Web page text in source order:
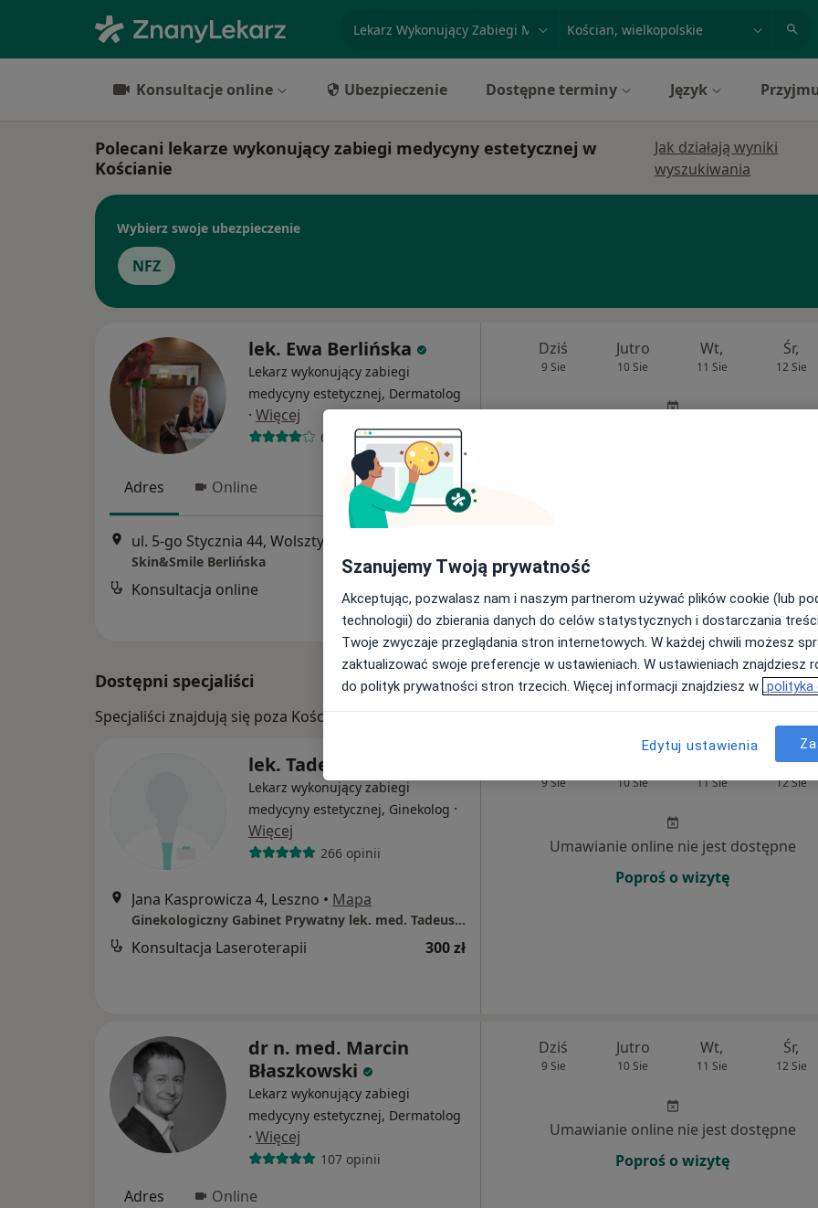
specjalizacja, badanie lub nazwiskomiasto lub dzielnica
Konsultacje online Ubezpieczenie Dostępne terminy Język
Polecani lekarze wykonujący zabiegi medycyny estetycznej w
Kościanie
Jak działają wyniki
wyszukiwania
Wybierz swoje ubezpieczenie
NFZ
lek. Ewa Berlińska
Lekarz wykonujący zabiegi
medycyny estetycznej, Dermatolog
· Więcej
66 opinii
Adres Online
ul. 5-go Stycznia 44, Wolsztyn
Skin&Smile Berlińska
Konsultacja online 250 zł
Dziś
9 Sie
Jutro
10 Sie
Wt,
11 Sie
Śr,
12 Sie
Dostępni specjaliści
Specjaliści znajdują się poza Kościan, wielkopolskie, w obszarach bliskich Twojemu wyszukiwaniu.
lek. Tadeusz Smyrek
Lekarz wykonujący zabiegi
medycyny estetycznej, Ginekolog ·
Więcej
266 opinii
Jana Kasprowicza 4, Leszno • Mapa
Ginekologiczny Gabinet Prywatny lek. med. Tadeusz Smyrek
Konsultacja Laseroterapii 300 zł
9 Sie 10 Sie 11 Sie
Śr,
12 Sie
Umawianie online nie jest dostępne
Poproś o wizytę
dr n. med. Marcin
Błaszkowski
Lekarz wykonujący zabiegi
medycyny estetycznej, Dermatolog
· Więcej
107 opinii
Adres Online
Dziś
9 Sie
Jutro
10 Sie
Wt,
11 Sie
Śr,
12 Sie
Umawianie online nie jest dostępne
Poproś o wizytę
Szanujemy Twoją prywatność
Akceptując, pozwalasz nam i naszym partnerom używać plików cookie (lub
technologii) do zbierania danych do celów statystycznych i dostarczania
Twoje zwyczaje przeglądania stron internetowych. W każdej chwili możesz
zaktualizować swoje preferencje w ustawieniach. W ustawieniach znajdziesz
do polityk prywatności stron trzecich. Więcej informacji znajdziesz w polityka
Edytuj ustawienia